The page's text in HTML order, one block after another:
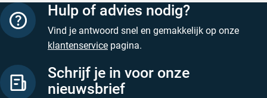
Hulp of advies nodig?
Vind je antwoord snel en gemakkelijk op onze
klantenservice pagina.
Schrijf je in voor onze
nieuwsbrief